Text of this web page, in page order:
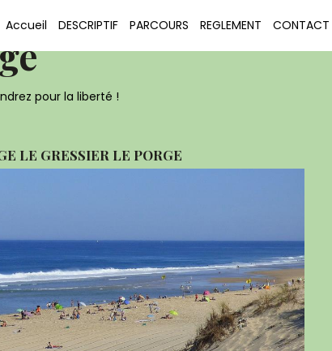
Accueil DESCRIPTIF PARCOURS REGLEMENT CONTACT
pour la liberté !
LE GRESSIER LE PORGE